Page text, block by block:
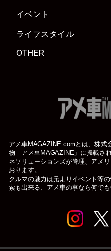
イベント
ライフスタイル
OTHER
アメ車MAGAZINE.comとは、株式
物「アメ車MAGAZINE」に掲載さ
ネソリューションズが管理、アメ
おります。
クルマの魅力は元よりイベント等
索も出来る、アメ車の事なら何でも